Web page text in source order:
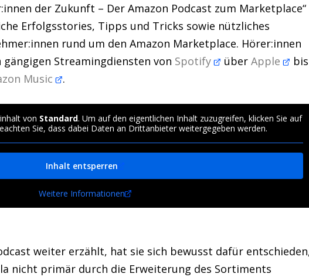
der Zukunft – Der Amazon Podcast zum Marketplace“
Erfolgsstories, Tipps und Tricks sowie nützliches
rund um den Amazon Marketplace. Hörer:innen
Streamingdiensten von Spotify überApple
bis
Music .
von Standard. Um auf den eigentlichen Inhalt zuzugreifen, klicken Sie auf
Sie, dass dabei Daten an Drittanbieter weitergegeben werden.
Inhalt entsperren
Weitere Informationen
weiter erzählt, hat sie sich bewusst dafür
nicht primär durch die Erweiterung des Sortiments